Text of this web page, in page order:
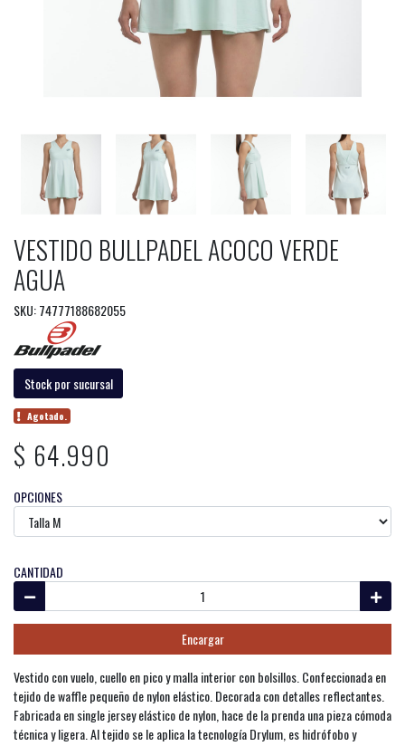
VESTIDO BULLPADEL ACOCO VERDE
AGUA
SKU: 74777188682055
Stock por sucursal
Agotado.
$ 64.990
OPCIONES
CANTIDAD
Encargar
Vestido con vuelo, cuello en pico y malla interior con bolsillos. Confeccionada en
tejido de waffle pequeño de nylon elástico. Decorada con detalles reflectantes.
Fabricada en single jersey elástico de nylon, hace de la prenda una pieza cómoda
técnica y ligera. Al tejido se le aplica la tecnología Drylum, es hidrófobo y